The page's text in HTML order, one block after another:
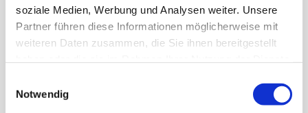
soziale Medien, Werbung und Analysen weiter. Unsere
Partner führen diese Informationen möglicherweise mit
weiteren Daten zusammen, die Sie ihnen bereitgestellt
Notwendig
und Fahrern, die die Branche gewechselt haben
oder dies zumindest vorhaben. Das Problem ist
nicht neu. Doch jetzt nimmt der Mangel an
mittelständischen Busunternehmen ein